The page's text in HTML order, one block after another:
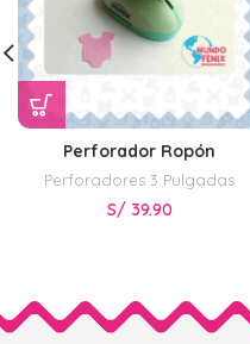
Perforador Ropón
Perforadores 3 Pulgadas
S/ 39.90